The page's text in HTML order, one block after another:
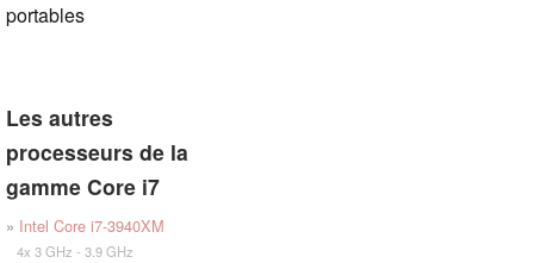
portables
Les autres
processeurs de la
gamme Core i7
» Intel Core i7-3940XM
4x 3 GHz - 3.9 GHz